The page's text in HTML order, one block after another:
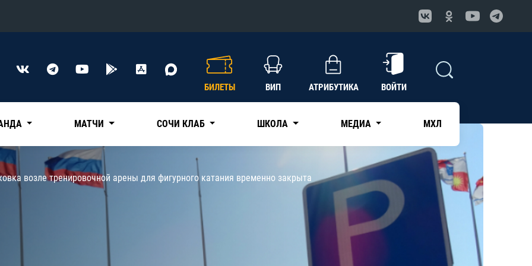
Конференция «Восток»
Нефтехимик
Трактор
БИЛЕТЫ ВИП АТРИБУТИКА ВОЙТИ
МАТЧИ СОЧИ КЛАБ ШКОЛА МЕДИА МХЛ
возле тренировочной арены для фигурного катания временно закрыта